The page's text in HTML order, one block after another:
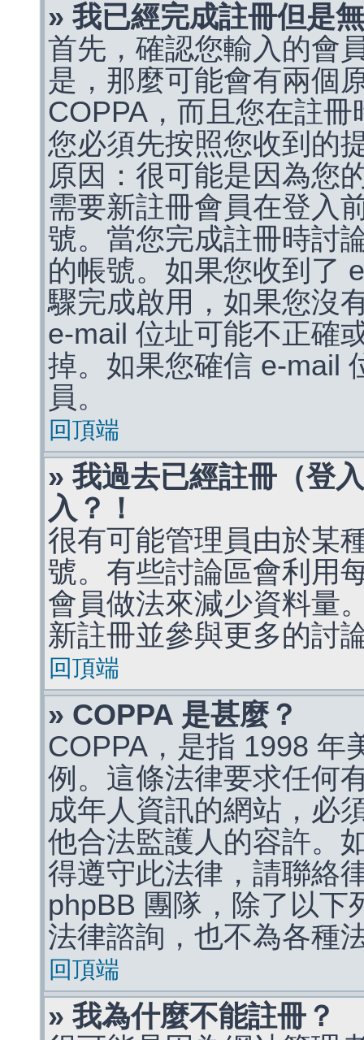
» 我已經完成註冊但是
首先，確認您輸入的會
是，那麼可能會有兩個
COPPA，而且您在註
您必須先按照您收到的
原因：很可能是因為您
需要新註冊會員在登入
號。當您完成註冊時討
的帳號。如果您收到了
驟完成啟用，如果您沒
e-mail 位址可能不正確
掉。如果您確信 e-mail
員。
回頂端
» 我過去已經註冊（登
入？！
很有可能管理員由於某
號。有些討論區會利用
會員做法來減少資料量
新註冊並參與更多的討
回頂端
» COPPA 是甚麼？
COPPA，是指 1998 年
例。這條法律要求任何
成年人資訊的網站，必
他合法監護人的容許。
得遵守此法律，請聯絡
phpBB 團隊，除了以下
法律諮詢，也不為各種
回頂端
» 我為什麼不能註冊？